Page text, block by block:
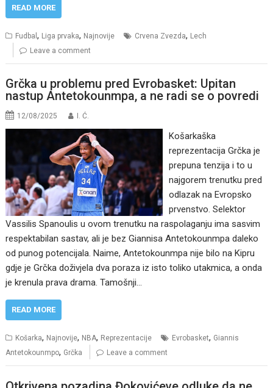
READ MORE
Fudbal, Liga prvaka, Najnovije Crvena Zvezda, Lech
Leave a comment
Grčka u problemu pred Evrobasket: Upitan
nastup Antetokounmpa, a ne radi se o povredi
12/08/2025 I. Ć.
Košarkaška
reprezentacija Grčka je
prepuna tenzija i to u
najgorem trenutku pred
odlazak na Evropsko
prvenstvo. Selektor
Vassilis Spanoulis u ovom trenutku na raspolaganju ima sasvim
respektabilan sastav, ali je bez Giannisa Antetokounmpa daleko
od punog potencijala. Naime, Antetokounmpa nije bilo na Kipru
gdje je Grčka doživjela dva poraza iz isto toliko utakmica, a onda
je krenula prava drama. Tamošnji…
READ MORE
Košarka, Najnovije, NBA, Reprezentacije Evrobasket, Giannis
Antetokounmpo, Grčka Leave a comment